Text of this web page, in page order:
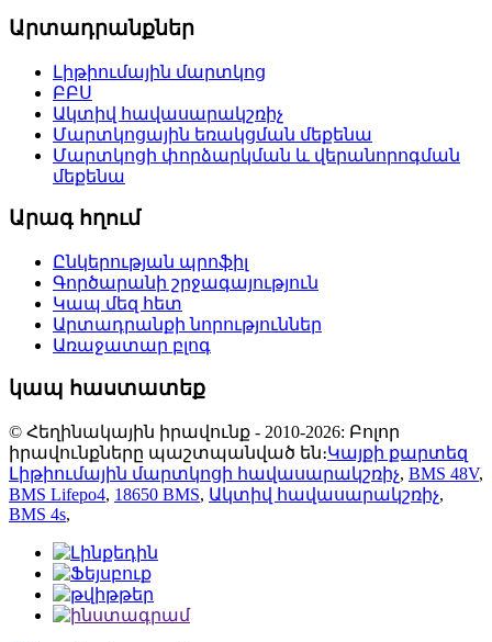
Արտադրանքներ
Լիթիումային մարտկոց
ԲԲՍ
Ակտիվ հավասարակշռիչ
Մարտկոցային եռակցման մեքենա
Մարտկոցի փորձարկման և վերանորոգման
մեքենա
Արագ հղում
Ընկերության պրոֆիլ
Գործարանի շրջագայություն
Կապ մեզ հետ
Արտադրանքի նորություններ
Առաջատար բլոգ
կապ հաստատեք
© Հեղինակային իրավունք - 2010-2026: Բոլոր
իրավունքները պաշտպանված են։Կայքի քարտեզ
Լիթիումային մարտկոցի հավասարակշռիչ, BMS 48V,
BMS Lifepo4, 18650 BMS, Ակտիվ հավասարակշռիչ,
BMS 4s,